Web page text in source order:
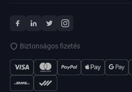
Biztonságos fizetés